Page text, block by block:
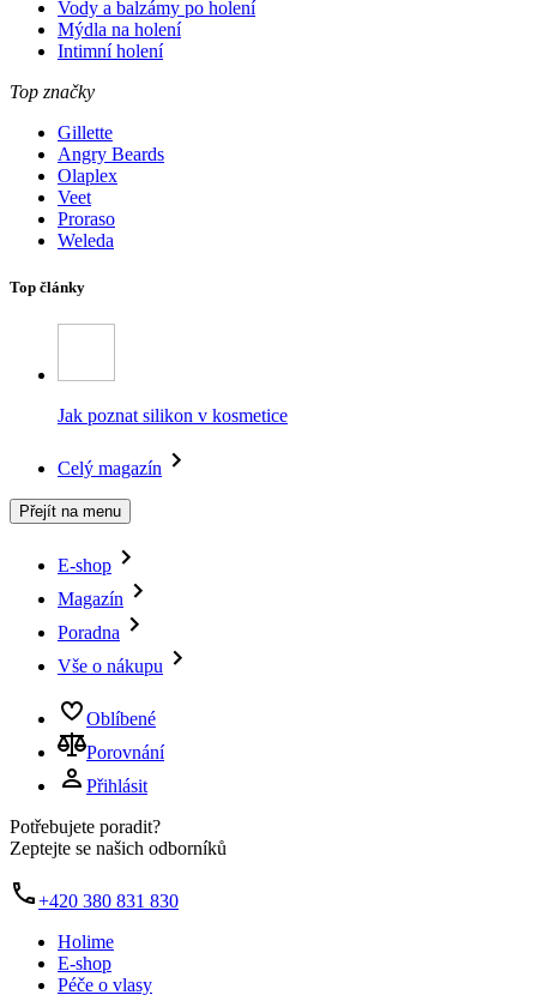
Vody a balzámy po holení
Mýdla na holení
Intimní holení
Top značky
Gillette
Angry Beards
Olaplex
Veet
Proraso
Weleda
Top články
Jak poznat silikon v kosmetice
Celý magazín
Přejít na menu
E-shop
Magazín
Poradna
Vše o nákupu
Oblíbené
Porovnání
Přihlásit
Potřebujete poradit?
Zeptejte se našich odborníků
+420 380 831 830
Holime
E-shop
Péče o vlasy